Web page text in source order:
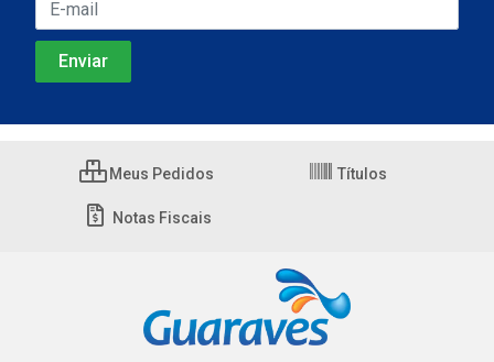
Meus Pedidos Títulos
Notas Fiscais